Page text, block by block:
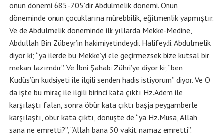
onun dönemi 685-705’dir Abdulmelik dönemi. Onun
döneminde onun çocuklarına mürebbilik, eğitmenlik yapmıştır.
Ve de Abdulmelik döneminde ilk yıllarda Mekke-Medine,
Abdullah Bin Zübeyr’in hakimiyetindeydi. Halifeydi. Abdulmelik
diyor ki; “ya ilerde bu Mekke’yi ele geçirmezsek bize kutsal bir
mekan lazımdır”. Ve İbni Şahabi Zühri’ye diyor ki; “ben
Kudüs’ün kudsiyeti ile ilgili senden hadis istiyorum” diyor. Ve O
da işte bu miraç ile ilgili birinci kata çıktı Hz.Adem ile
karşılaştı falan, sonra öbür kata çıktı başja peygamberle
karşılaştı, öbür kata çıktı, dönüşte de “ya Hz.Musa, Allah
sana ne emretti?”, “Allah bana 50 vakit namaz emretti”.